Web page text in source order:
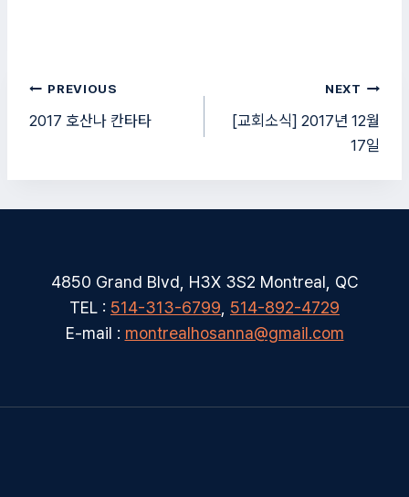
글
탐
PREVIOUS
2017 호산나 칸타타
NEXT
[교회소식] 2017년 12월
17일
4850 Grand Blvd, H3X 3S2 Montreal, QC
TEL : 514-313-6799 514-892-4729
E-mail : montrealhosanna@gmail.com